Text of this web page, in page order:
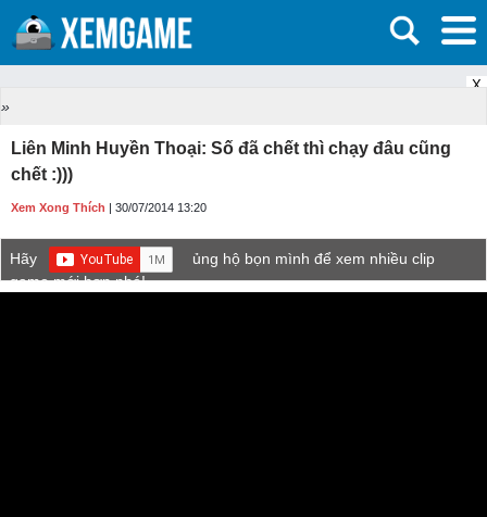
X
»
Liên Minh Huyền Thoại: Số đã chết thì chạy đâu cũng
chết :)))
Xem Xong Thích | 30/07/2014 13:20
Hãy
ủng hộ bọn mình để xem nhiều clip
game mới hơn nhé!